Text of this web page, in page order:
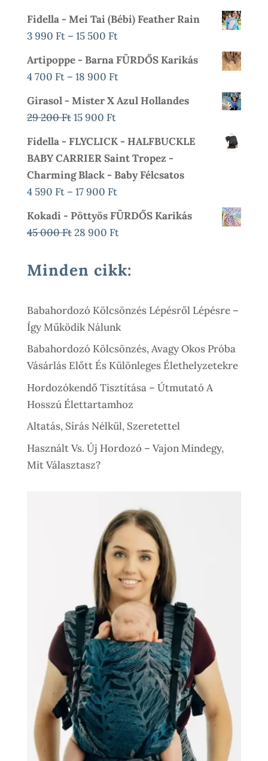
Fidella - Mei Tai (bébi) Feather Rain
3 990 Ft – 15 500 FtÁrtartomány:
990 Ft
-
15
Artipoppe - Barna FÜRDŐS Karikás
4 700 Ft – 18 900 FtÁrtartomány:
700 Ft
18
900 Ft
Girasol - Mister X Azul Hollandes
29 200FtOriginal
Was:
200 Ft.
15 900 FtCurrent
900 Ft.
Fidella - FLYCLICK - HALFBUCKLE
BABY CARRIER Saint Tropez -
Charming Black - Baby Félcsatos
4 590 Ft – 17 900 FtÁrtartomány:
4
590 Ft
-
900 Ft
Kokadi - Pöttyös FÜRDŐS Karikás
45 000Ft Original
Was:
28 900 FtCurrent
Is:
Minden cikk:
Babahordozó Kölcsönzés Lépésről Lépésre –
Így Működik Nálunk
Babahordozó Kölcsönzés, Avagy Okos Próba
Vásárlás Előtt És Különleges Élethelyzetekre
Hordozókendő Tisztítása – Útmutató A
Hosszú Élettartamhoz
Altatás, Sírás Nélkül, Szeretettel
Használt Vs. Új Hordozó – Vajon Mindegy,
Mit Választasz?